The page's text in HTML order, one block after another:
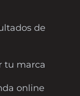
de
tu marca
online